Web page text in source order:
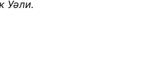
Уәли.